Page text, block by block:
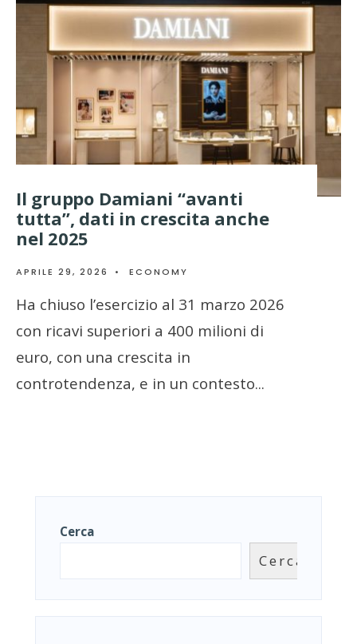
Il gruppo Damiani “avanti
tutta”, dati in crescita anche
nel 2025
APRILE 29, 2026 • ECONOMY
Ha chiuso l’esercizio al 31 marzo 2026
con ricavi superiori a 400 milioni di
euro, con una crescita in
controtendenza, e in un contesto...
Cerca
Cerca